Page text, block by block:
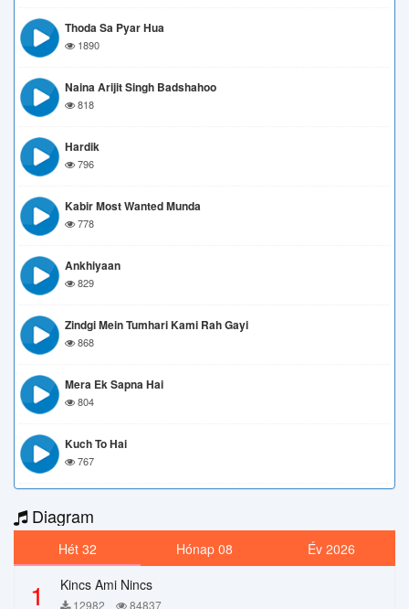
Thoda Sa Pyar Hua
1890
Naina Arijit Singh Badshahoo
818
Hardik
796
Kabir Most Wanted Munda
778
Ankhiyaan
829
Zindgi Mein Tumhari Kami Rah Gayi
868
Mera Ek Sapna Hai
804
Kuch To Hai
767
Diagram
Hét 32 Hónap 08 Év 2026
1 Kincs Ami Nincs
12982 84837